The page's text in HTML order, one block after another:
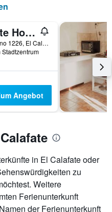
Calafate Hostel
Gdor Moyano 1226, El Calafate, Santa Cruz, Argentinien
Stadtzentrum
Angebot
in El Calafate oder
zu
Weitere
Ferienunterkunft
der Ferienunterkunft